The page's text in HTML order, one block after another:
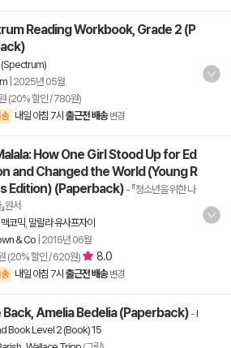
Reading Workbook, Grade 2 (P
(Spectrum)
2025년 05월
(20% 할인 / 780원)
내일 아침 7시 출근전 배송 변경
How One Girl Stood Up for Ed
and Changed the World (Young R
Edition) (Paperback) - 『청소년을 위한 나
원서
코믹 말랄라 유사프자이
& Co 2016년 06월
(20% 할인 / 620원) 8.0
내일 아침 7시 출근전 배송 변경
Back, Amelia Bedelia (Paperback) -I
Book Level 2 (Book) 15